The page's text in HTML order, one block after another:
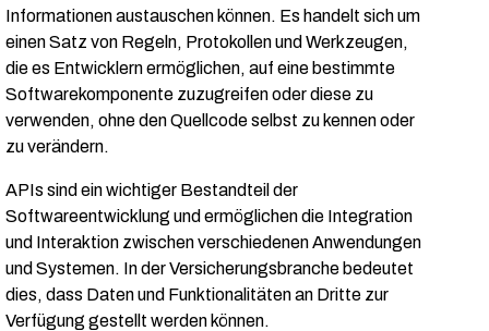
Informationen austauschen können. Es handelt sich um
einen Satz von Regeln, Protokollen und Werkzeugen,
die es Entwicklern ermöglichen, auf eine bestimmte
Softwarekomponente zuzugreifen oder diese zu
verwenden, ohne den Quellcode selbst zu kennen oder
zu verändern.
APIs sind ein wichtiger Bestandteil der
Softwareentwicklung und ermöglichen die Integration
und Interaktion zwischen verschiedenen Anwendungen
und Systemen. In der Versicherungsbranche bedeutet
dies, dass Daten und Funktionalitäten an Dritte zur
Verfügung gestellt werden können.